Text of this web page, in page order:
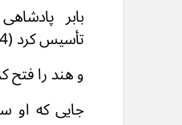
بابر
تأسیس کرد (1504)
و هند را فتح
جایی که او